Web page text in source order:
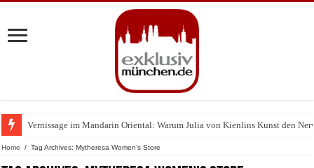
Vernissage im Mandarin Oriental: Warum Julia von Kienlins Kunst den
Home / Tag Archives: Mytheresa Women’s Store